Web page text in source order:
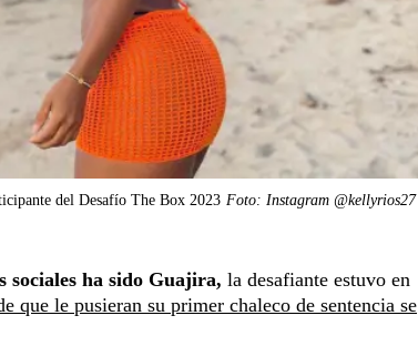
del Desafío The Box 2023 Foto: Instagram @kellyrios27
sociales ha sido Guajira, la desafiante estuvo en
que le pusieran su primer chaleco de sentencia se